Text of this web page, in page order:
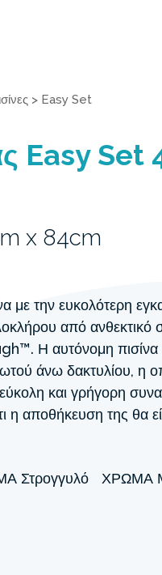
> Easy Set
Easy Set
x 84cm
με την ευκολότερη
από ανθεκτικό
Η αυτόνομη πισίνα
άνω δακτυλίου, η
και γρήγορη
η αποθήκευση της θα
Στρογγυλό ΧΡΏΜΑ